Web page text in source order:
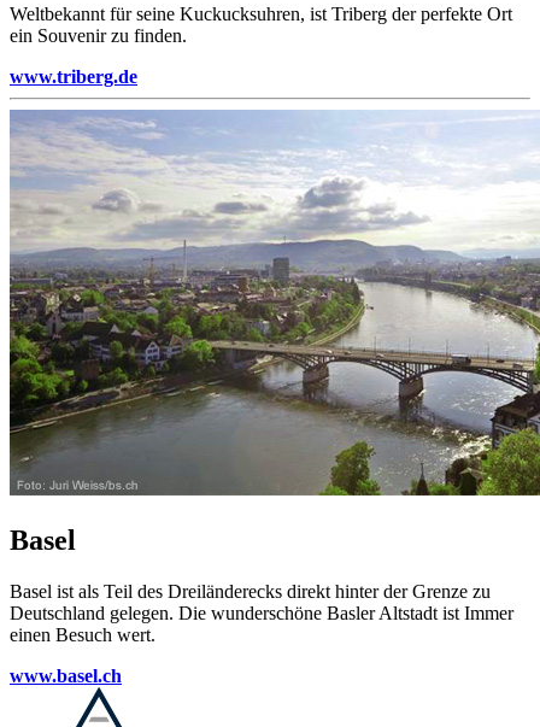
Weltbekannt für seine Kuckucksuhren, ist Triberg der perfekte Ort
ein Souvenir zu finden.
www.triberg.de
Basel
Basel ist als Teil des Dreiländerecks direkt hinter der Grenze zu
Deutschland gelegen. Die wunderschöne Basler Altstadt ist Immer
einen Besuch wert.
www.basel.ch